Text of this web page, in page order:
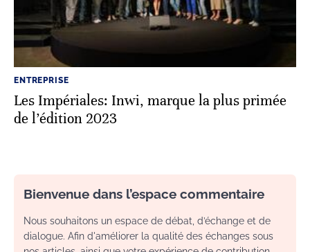
ENTREPRISE
Les Impériales: Inwi, marque la plus primée
de l’édition 2023
Bienvenue dans l’espace commentaire
Nous souhaitons un espace de débat, d’échange et de
dialogue. Afin d'améliorer la qualité des échanges sous